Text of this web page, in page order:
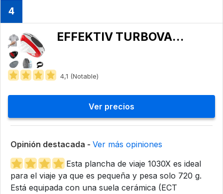
4
EFFEKTIV TURBOVAPOR 1030X
4,1 (Notable)
Ver precios
Opinión destacada - Ver más opiniones
Esta plancha de viaje 1030X es ideal
para el viaje ya que es pequeña y pesa solo 720 g.
Está equipada con una suela cerámica (ECT